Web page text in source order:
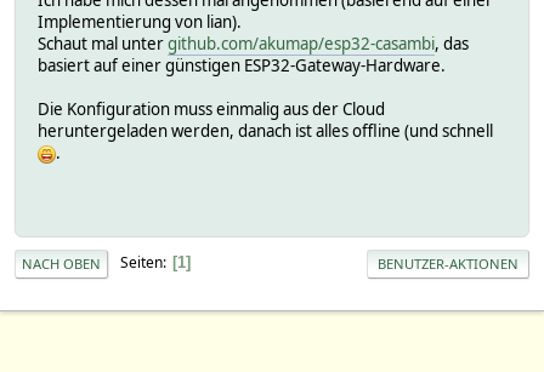
Implementierung von lian).
Schaut mal untergithub.com/akumap/esp32-casambi, das
basiert auf einer günstigen ESP32-Gateway-Hardware.
Die Konfiguration muss einmalig aus der Cloud
heruntergeladen werden, danach ist alles offline (und schnell
.
NACH OBEN Seiten 1 BENUTZER-AKTIONEN